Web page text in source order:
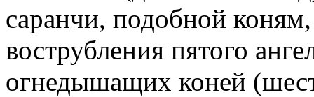
саранчи, подобной
вострубления пятого
огнедышащих коней